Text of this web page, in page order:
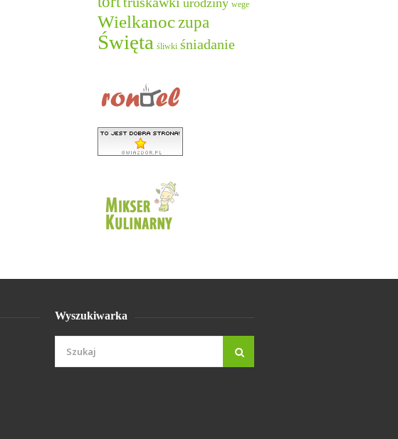
urodziny wege
Wielkanoczupa
Święta śliwki śniadanie
Wyszukiwarka